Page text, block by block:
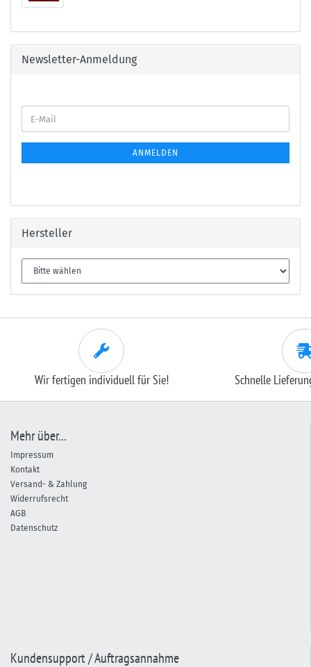
Newsletter-Anmeldung
E-
Mail
ANMELDEN
Hersteller
Wir fertigen individuell für Sie! Schnelle
Mehr über...
Impressum
Kontakt
Versand- & Zahlung
Widerrufsrecht
AGB
Datenschutz
Kundensupport / Auftragsannahme